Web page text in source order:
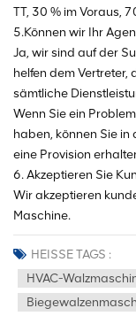
TT, 30 % im Voraus,
5.Können wir Ihr
Ja, wir sind auf der
helfen dem Vertreter,
sämtliche
Wenn Sie ein
haben, können Sie
eine Provision
6. Akzeptieren Sie
Wir akzeptieren
Maschine.
HEISSE TAGS :
HVAC-